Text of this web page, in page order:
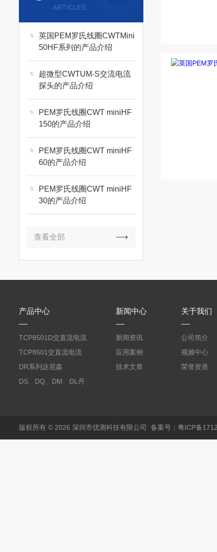
ARTICLES
英国PEM罗氏线圈CWTMini
50HF系列的产品介绍
超微型CWTUM-S交流电流
探头的产品介绍
PEM罗氏线圈CWT miniHF
150的产品介绍
PEM罗氏线圈CWT miniHF
60的产品介绍
PEM罗氏线圈CWT miniHF
30的产品介绍
查看全部
产品中心
TCP8501D交直流电流
探头500A
TCP8501交直流电流
探头500A
DR系列达尼森
Danisense高精度电流
DS、DQ、DM、DL丹
新闻中心
新闻资讯
应用案例
技术文章
关于我们
公司简介
视频中心
荣誉资质
版权所有 © 2026 深圳市优测科技有限公司 备案号：粤ICP备